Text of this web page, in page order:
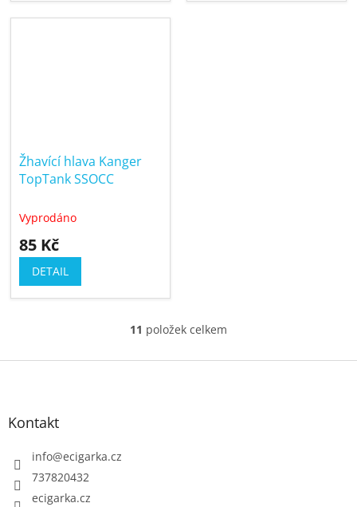
Žhavící hlava Kanger
TopTank SSOCC
Vyprodáno
85 Kč
DETAIL
O
v
11 položek celkem
Kontakt
info@ecigarka.cz
737820432
ecigarka.cz